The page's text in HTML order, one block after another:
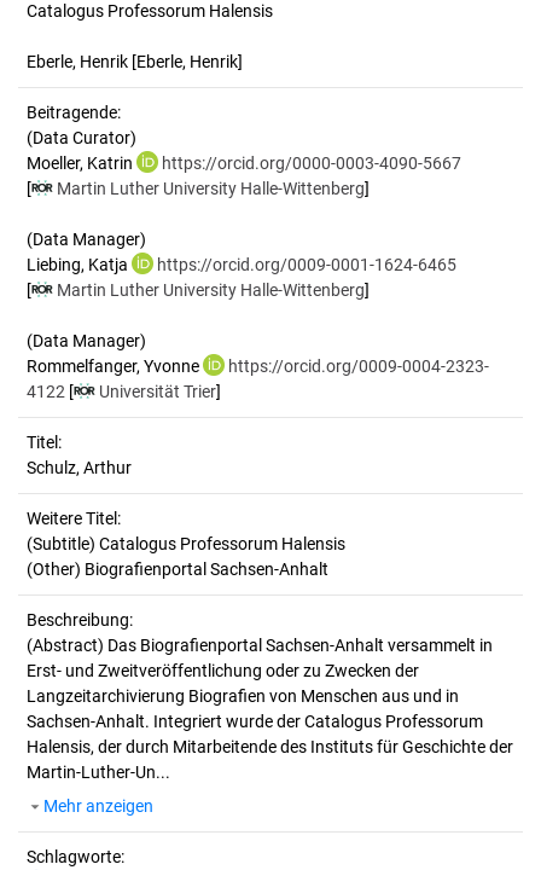
Catalogus Professorum Halensis
Eberle, Henrik [Eberle, Henrik]
Beitragende:
(Data Curator)
Moeller, Katrin
https://orcid.org/0000-0003-4090-5667
[
Martin Luther University Halle-Wittenberg]
(Data Manager)
Liebing, Katja
https://orcid.org/0009-0001-1624-6465
[
Martin Luther University Halle-Wittenberg]
(Data Manager)
Rommelfanger, Yvonne
https://orcid.org/0009-0004-2323-
4122 [ Universität Trier]
Titel:
Schulz, Arthur
Weitere Titel:
(Subtitle) Catalogus Professorum Halensis
(Other) Biografienportal Sachsen-Anhalt
Beschreibung:
(Abstract) Das Biografienportal Sachsen-Anhalt versammelt in
Erst- und Zweitveröffentlichung oder zu Zwecken der
Langzeitarchivierung Biografien von Menschen aus und in
Sachsen-Anhalt. Integriert wurde der Catalogus Professorum
Halensis, der durch Mitarbeitende des Instituts für Geschichte der
Martin-Luther-Un...
Mehr anzeigen
Schlagworte: